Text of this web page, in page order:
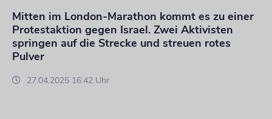
Mitten im London-Marathon kommt es zu einer
Protestaktion gegen Israel. Zwei Aktivisten
springen auf die Strecke und streuen rotes
Pulver
27.04.2025 16:42 Uhr